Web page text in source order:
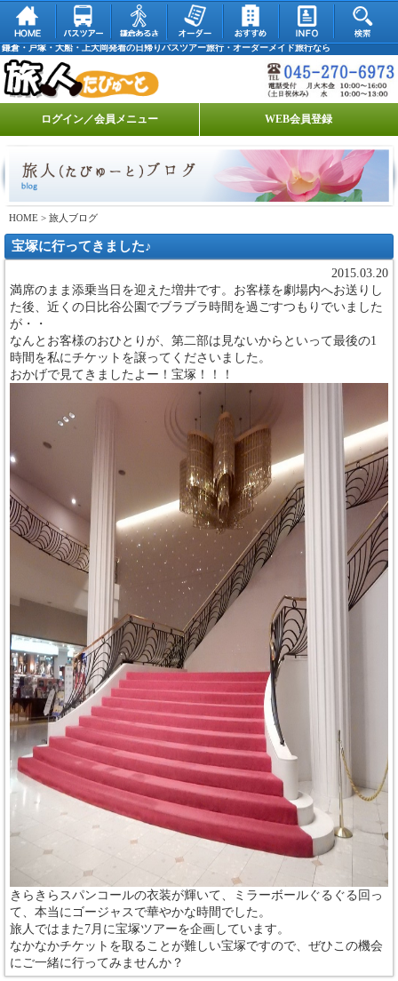
鎌倉・戸塚・大船・上大岡発着の日帰りバスツアー旅行・オーダーメイド旅行なら
ログイン／会員メニュー WEB会員登録
HOME > 旅人ブログ
宝塚に行ってきました♪
2015.03.20
満席のまま添乗当日を迎えた増井です。お客様を劇場内へお送りし
た後、近くの日比谷公園でブラブラ時間を過ごすつもりでいました
が・・
なんとお客様のおひとりが、第二部は見ないからといって最後の1
時間を私にチケットを譲ってくださいました。
おかげで見てきましたよー！宝塚！！！
きらきらスパンコールの衣装が輝いて、ミラーボールぐるぐる回っ
て、本当にゴージャスで華やかな時間でした。
旅人ではまた7月に宝塚ツアーを企画しています。
なかなかチケットを取ることが難しい宝塚ですので、ぜひこの機会
にご一緒に行ってみませんか？